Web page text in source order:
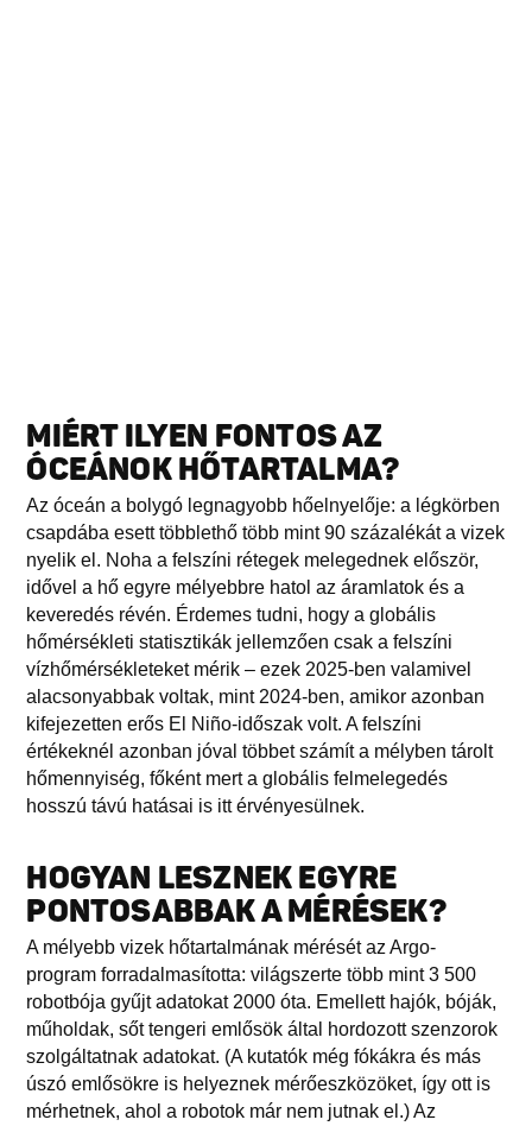
MIÉRT ILYEN FONTOS AZ
ÓCEÁNOK HŐTARTALMA?
Az óceán a bolygó legnagyobb hőelnyelője: a légkörben
csapdába esett többlethő több mint 90 százalékát a vizek
nyelik el. Noha a felszíni rétegek melegednek először,
idővel a hő egyre mélyebbre hatol az áramlatok és a
keveredés révén. Érdemes tudni, hogy a globális
hőmérsékleti statisztikák jellemzően csak a felszíni
vízhőmérsékleteket mérik – ezek 2025-ben valamivel
alacsonyabbak voltak, mint 2024-ben, amikor azonban
kifejezetten erős El Niño-időszak volt. A felszíni
értékeknél azonban jóval többet számít a mélyben tárolt
hőmennyiség, főként mert a globális felmelegedés
hosszú távú hatásai is itt érvényesülnek.
HOGYAN LESZNEK EGYRE
PONTOSABBAK A MÉRÉSEK?
A mélyebb vizek hőtartalmának mérését az Argo-
program forradalmasította: világszerte több mint 3 500
robotbója gyűjt adatokat 2000 óta. Emellett hajók, bóják,
műholdak, sőt tengeri emlősök által hordozott szenzorok
szolgáltatnak adatokat. (A kutatók még fókákra és más
úszó emlősökre is helyeznek mérőeszközöket, így ott is
mérhetnek, ahol a robotok már nem jutnak el.) Az